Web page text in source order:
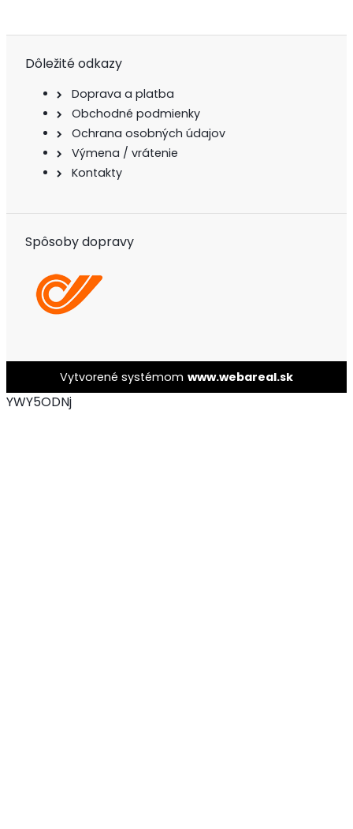
Dôležité odkazy
Doprava a platba
Obchodné podmienky
Ochrana osobných údajov
Výmena / vrátenie
Kontakty
Spôsoby dopravy
Vytvorené systémom www.webareal.sk
YWY5ODNj